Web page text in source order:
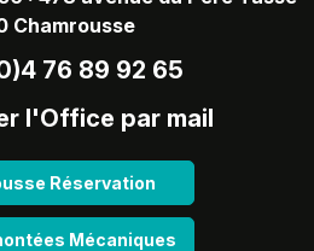
Chamrousse
76 89 92 65
l'Office par mail
Réservation
Mécaniques